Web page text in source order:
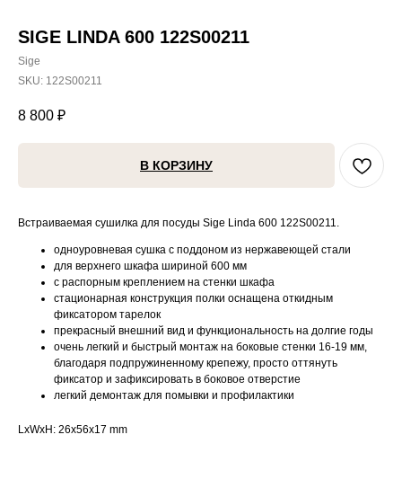
SIGE LINDA 600 122S00211
Sige
SKU: 122S00211
8 800 ₽
В КОРЗИНУ
Встраиваемая сушилка для посуды Sige Linda 600 122S00211.
одноуровневая сушка с поддоном из нержавеющей стали
для верхнего шкафа шириной 600 мм
с распорным креплением на стенки шкафа
стационарная конструкция полки оснащена откидным
фиксатором тарелок
прекрасный внешний вид и функциональность на долгие годы
очень легкий и быстрый монтаж на боковые стенки 16-19 мм,
благодаря подпружиненному крепежу, просто оттянуть
фиксатор и зафиксировать в боковое отверстие
легкий демонтаж для помывки и профилактики
LxWxH: 26x56x17 mm